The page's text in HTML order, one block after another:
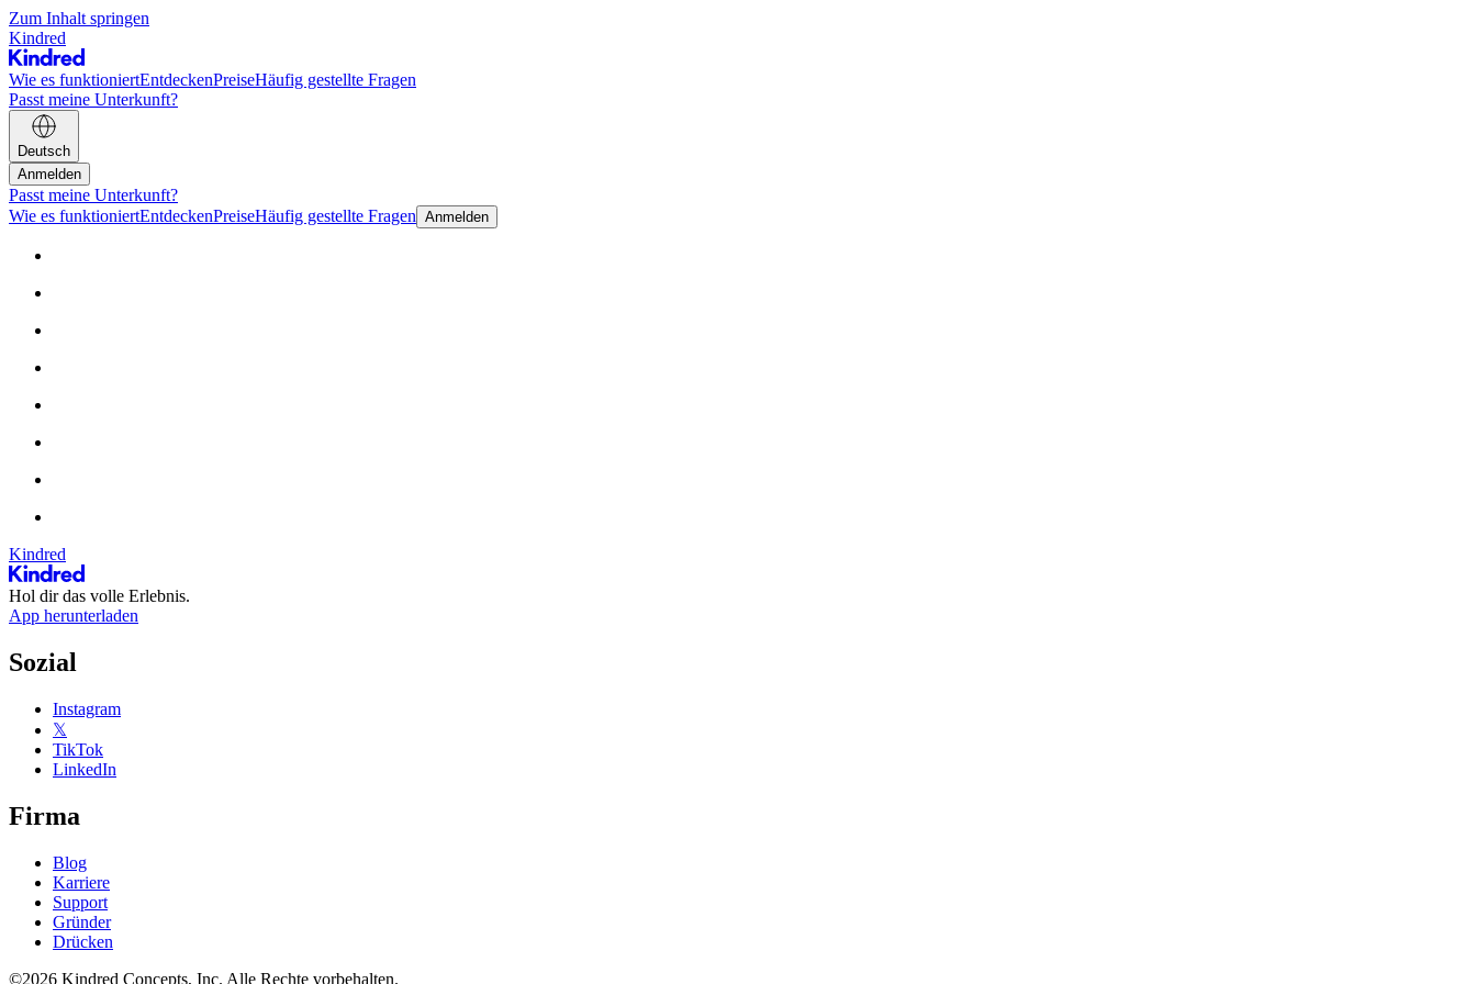
Zum Inhalt springen
Kindred
Wie es funktioniertEntdeckenPreiseHäufig gestellte Fragen
Passt meine Unterkunft?
Deutsch
Anmelden
Passt meine Unterkunft?
Wie es funktioniertEntdeckenPreiseHäufig gestellte Fragen Anmelden
Kindred
Hol dir das volle Erlebnis.
App herunterladen
Sozial
Instagram
𝕏
TikTok
LinkedIn
Firma
Blog
Karriere
Support
Gründer
Drücken
©2026 Kindred Concepts, Inc. Alle Rechte vorbehalten.